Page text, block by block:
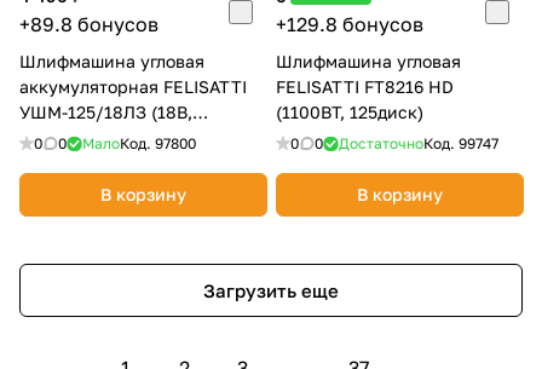
+89.8 бонусов
Шлифмашина угловая
аккумуляторная FELISATTI
УШМ-125/18ЛЗ (18В,
125диск,без АКБ и ЗУ,
0 0 МалоКод. 97800
В корзину
+129.8 бонусов
Шлифмашина угловая
FELISATTI FT8216 HD
(1100ВТ, 125диск)
0 0 ДостаточноКод. 99747
В корзину
Загрузить еще